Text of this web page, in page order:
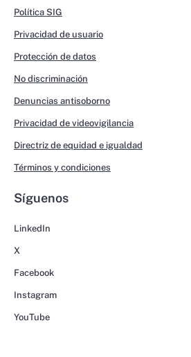
Política SIG
Privacidad de usuario
Protección de datos
No discriminación
Denuncias antisoborno
Privacidad de videovigilancia
Directriz de equidad e igualdad
Términos y condiciones
Síguenos
LinkedIn
X
Facebook
Instagram
YouTube